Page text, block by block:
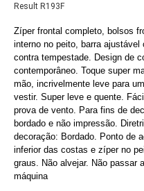
Result R193F
Zíper frontal completo, bolsos
interno no peito, barra
contra tempestade. Design de
contemporâneo. Toque super
mão, incrivelmente leve para
vestir. Super leve e quente.
prova de vento. Para fins de
bordado e não impressão.
decoração: Bordado. Ponto de
inferior das costas e zíper no
graus. Não alvejar. Não passar
máquina